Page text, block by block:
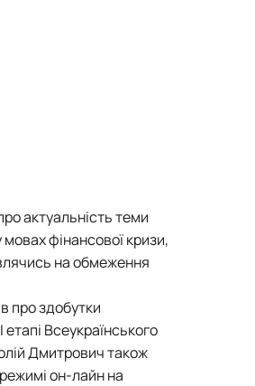
актуальність теми
фінансової кризи,
на обмеження
про здобутки
етапі Всеукраїнського
Дмитрович також
он-лайн на